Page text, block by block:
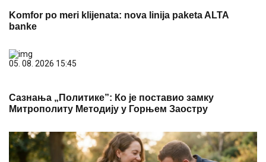
Komfor po meri klijenata: nova linija paketa ALTA
banke
05. 08. 2026 15:45
Сазнања „Политике”: Ко је поставио замку
Митрополиту Методију у Горњем Заостру